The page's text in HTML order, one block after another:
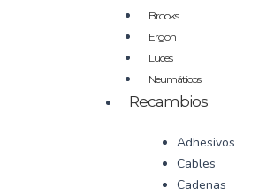
Brooks
Ergon
Luces
Neumáticos
Recambios
Adhesivos
Cables
Cadenas